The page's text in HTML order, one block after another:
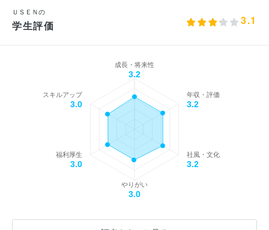
ＵＳＥＮの
学生評価 3.1
成長・将来性
3.2
年収・評価
3.2
社風・文化
3.2
やりがい
3.0
福利厚生
3.0
スキルアップ
3.0